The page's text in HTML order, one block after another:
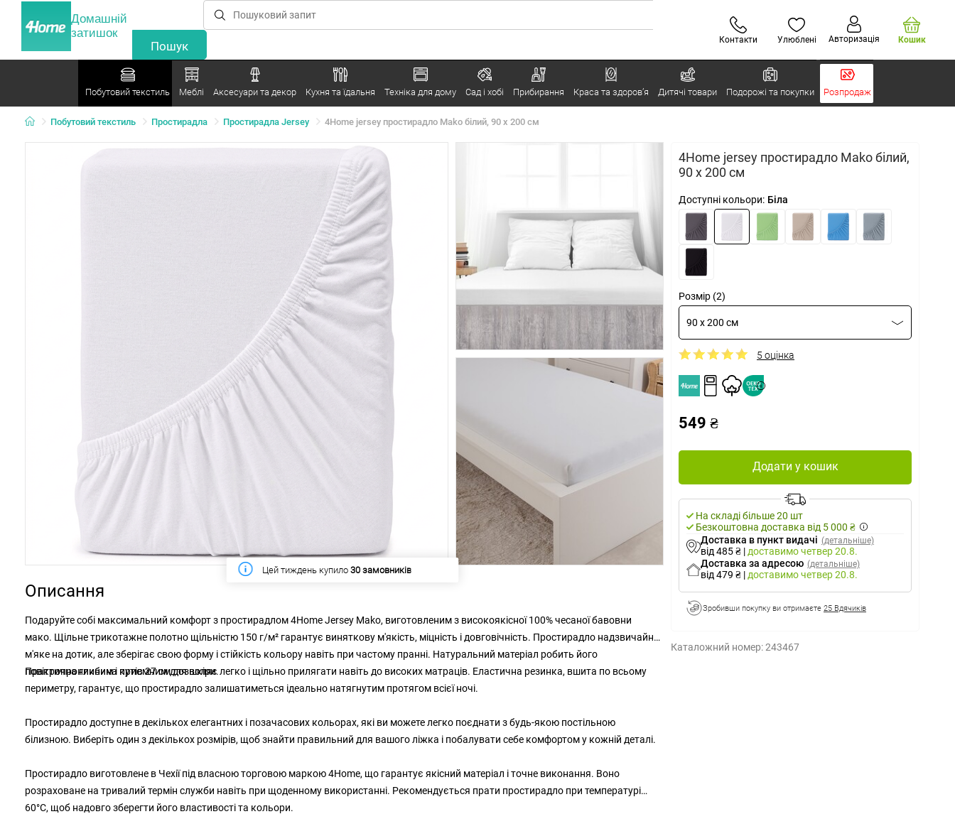
Домашній
затишок
Контакти Улюблені Авторизація Кошик
Побутовий текстиль Меблі Аксесуари та декор Кухня та їдальня Техніка для дому Сад і хобі Прибирання Краса та здоров’я Дитячі товари Подорожі та покупки Розпродаж
Побутовий текстиль Простирадла Простирадла Jersey 4Home jersey простирадло Mako білий, 90 х 200 см
Цей тиждень купило 30 замовників
4Home jersey простирадло Mako білий,
90 х 200 см
Доступні кольори: Біла
Розмір (2)
90 x 200 см
5 оцінка
549 ₴
Додати у кошик
На складі більше 20 шт
Безкоштовна доставка від 5 000 ₴
Доставка в пункт видачі (детальніше)
від 485 ₴ | доставимочетвер 20.8.
Доставка за адресою (детальніше)
від 479 ₴ | доставимочетвер 20.8.
Зробивши покупку ви отримаєте 25 Вдячиків
Каталожний номер:243467
Описання
Подаруйте собі максимальний комфорт з простирадлом 4Home Jersey Mako, виготовленим з високоякісної 100% чесаної бавовни
мако. Щільне трикотажне полотно щільністю 150 г/м² гарантує виняткову м'якість, міцність і довговічність. Простирадло надзвичайно
м'яке на дотик, але зберігає свою форму і стійкість кольору навіть при частому пранні. Натуральний матеріал робить його
повітропроникним і приємним для шкіри.
Практична глибина кутів 27 см дозволяє легко і щільно прилягати навіть до високих матраців. Еластична резинка, вшита по всьому
периметру, гарантує, що простирадло залишатиметься ідеально натягнутим протягом всієї ночі.
Простирадло доступне в декількох елегантних і позачасових кольорах, які ви можете легко поєднати з будь-якою постільною
білизною. Виберіть один з декількох розмірів, щоб знайти правильний для вашого ліжка і побалувати себе комфортом у кожній деталі.
Простирадло виготовлене в Чехії під власною торговою маркою 4Home, що гарантує якісний матеріал і точне виконання. Воно
розраховане на тривалий термін служби навіть при щоденному використанні. Рекомендується прати простирадло при температурі
60°C, щоб надовго зберегти його властивості та кольори.